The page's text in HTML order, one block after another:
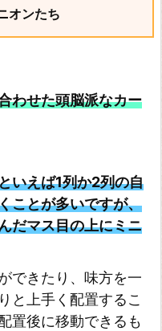
オンたち
わせた頭脳派なカー
いえば1列か2列の自
ことが多いですが、
だマス目の上にミニ
できたり、味方を一
と上手く配置するこ
置後に移動できるも